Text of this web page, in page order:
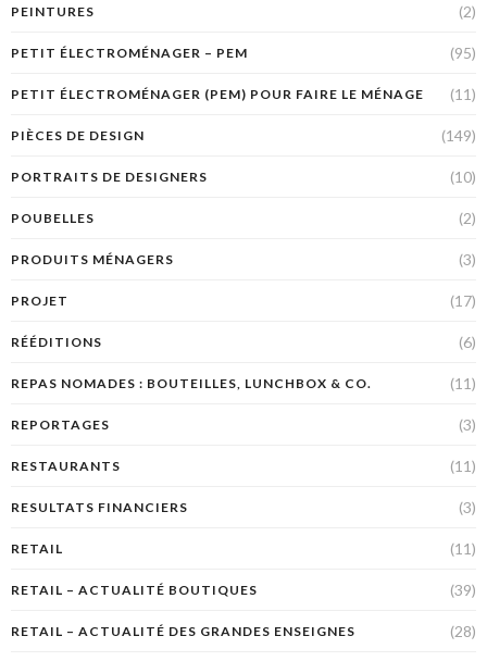
PEINTURES (2)
PETIT ÉLECTROMÉNAGER – PEM (95)
PETIT ÉLECTROMÉNAGER (PEM) POUR FAIRE LE MÉNAGE (11)
PIÈCES DE DESIGN (149)
PORTRAITS DE DESIGNERS (10)
POUBELLES (2)
PRODUITS MÉNAGERS (3)
PROJET (17)
RÉÉDITIONS (6)
REPAS NOMADES : BOUTEILLES, LUNCHBOX & CO. (11)
REPORTAGES (3)
RESTAURANTS (11)
RESULTATS FINANCIERS (3)
RETAIL (11)
RETAIL – ACTUALITÉ BOUTIQUES (39)
RETAIL – ACTUALITÉ DES GRANDES ENSEIGNES (28)